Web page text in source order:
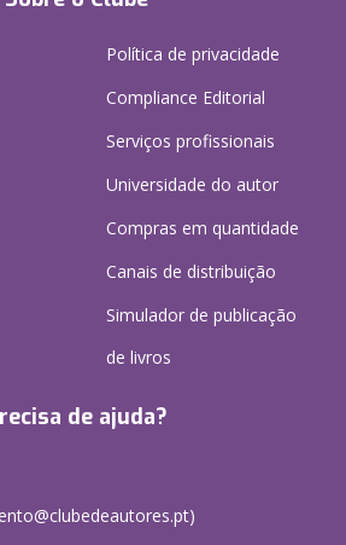
Política de privacidade
Compliance Editorial
Serviços profissionais
Universidade do autor
Compras em quantidade
Canais de distribuição
Simulador de publicação
de livros
de ajuda?
)